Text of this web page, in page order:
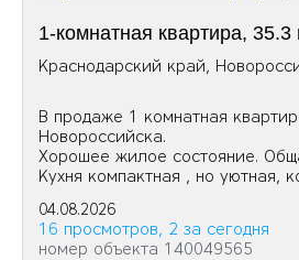
1-комнатная квартира, 35.3
Краснодарский край,
В продаже 1 комнатная
Новороссийска.
Хорошее жилое состояние.
Кухня компактная , но уютная,
04.08.2026
16 просмотров, 2 за сегодня
номер объекта 140049565